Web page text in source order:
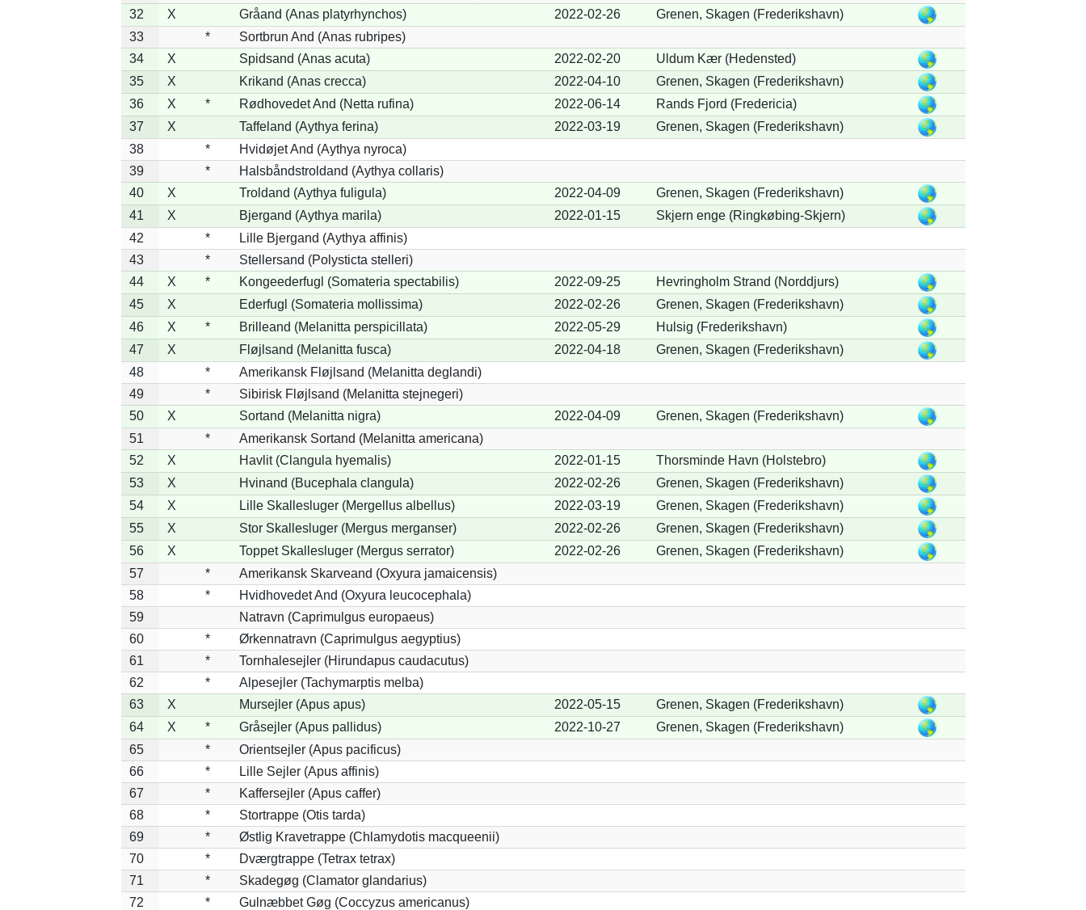
32
X Gråand (Anas platyrhynchos) 2022-02-26
Grenen, Skagen (Frederikshavn)
33
*
Sortbrun And (Anas rubripes)
34
X Spidsand (Anas acuta) 2022-02-20
Uldum Kær (Hedensted)
35
X Krikand (Anas crecca) 2022-04-10
Grenen, Skagen (Frederikshavn)
36
X * Rødhovedet And (Netta rufina) 2022-06-14
Rands Fjord (Fredericia)
37
X Taffeland (Aythya ferina) 2022-03-19
Grenen, Skagen (Frederikshavn)
38
*
Hvidøjet And (Aythya nyroca)
39
*
Halsbåndstroldand (Aythya collaris)
40
X Troldand (Aythya fuligula) 2022-04-09
Grenen, Skagen (Frederikshavn)
41
X Bjergand (Aythya marila) 2022-01-15
Skjern enge (Ringkøbing-Skjern)
42
*
Lille Bjergand (Aythya affinis)
43
*
Stellersand (Polysticta stelleri)
44
X * Kongeederfugl (Somateria spectabilis) 2022-09-25
Hevringholm Strand (Norddjurs)
45
X Ederfugl (Somateria mollissima) 2022-02-26
Grenen, Skagen (Frederikshavn)
46
X * Brilleand (Melanitta perspicillata) 2022-05-29
Hulsig (Frederikshavn)
47
X Fløjlsand (Melanitta fusca) 2022-04-18
Grenen, Skagen (Frederikshavn)
48
*
Amerikansk Fløjlsand (Melanitta deglandi)
49
*
Sibirisk Fløjlsand (Melanitta stejnegeri)
50
X Sortand (Melanitta nigra) 2022-04-09
Grenen, Skagen (Frederikshavn)
51
*
Amerikansk Sortand (Melanitta americana)
52
X Havlit (Clangula hyemalis) 2022-01-15
Thorsminde Havn (Holstebro)
53
X Hvinand (Bucephala clangula) 2022-02-26
Grenen, Skagen (Frederikshavn)
54
X Lille Skallesluger (Mergellus albellus) 2022-03-19
Grenen, Skagen (Frederikshavn)
55
X Stor Skallesluger (Mergus merganser) 2022-02-26
Grenen, Skagen (Frederikshavn)
56
X Toppet Skallesluger (Mergus serrator) 2022-02-26
Grenen, Skagen (Frederikshavn)
57
*
Amerikansk Skarveand (Oxyura jamaicensis)
58
*
Hvidhovedet And (Oxyura leucocephala)
59
Natravn (Caprimulgus europaeus)
60
*
Ørkennatravn (Caprimulgus aegyptius)
61
*
Tornhalesejler (Hirundapus caudacutus)
62
*
Alpesejler (Tachymarptis melba)
63
X Mursejler (Apus apus) 2022-05-15
Grenen, Skagen (Frederikshavn)
64
X * Gråsejler (Apus pallidus) 2022-10-27
Grenen, Skagen (Frederikshavn)
65
*
Orientsejler (Apus pacificus)
66
*
Lille Sejler (Apus affinis)
67
*
Kaffersejler (Apus caffer)
68
*
Stortrappe (Otis tarda)
69
*
Østlig Kravetrappe (Chlamydotis macqueenii)
70
*
Dværgtrappe (Tetrax tetrax)
71
*
Skadegøg (Clamator glandarius)
72
*
Gulnæbbet Gøg (Coccyzus americanus)